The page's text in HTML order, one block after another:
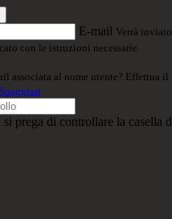
E-mail Verrà
con le istruzioni necessarie.
associata al nome utente? Effettua il
prega di controllare la casella